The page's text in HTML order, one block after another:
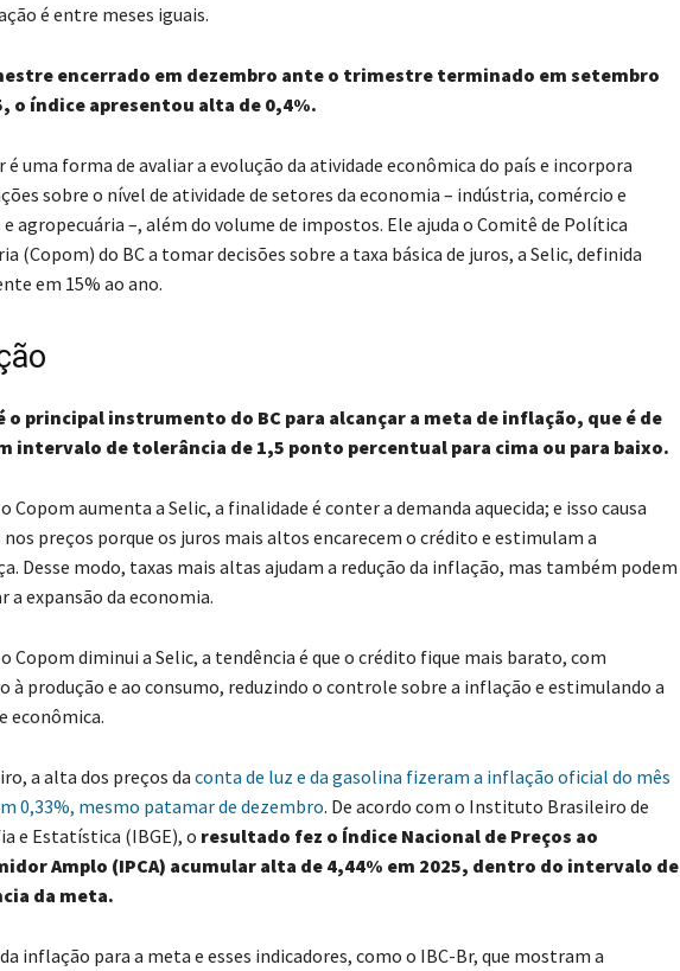
é entre meses iguais.
encerrado em dezembro ante o trimestre terminado em setembro
o índice apresentou alta de 0,4%.
é uma forma de avaliar a evolução da atividade econômica do país e incorpora
sobre o nível de atividade de setores da economia – indústria, comércio e
e agropecuária –, além do volume de impostos. Ele ajuda o Comitê de Política
(Copom) do BC a tomar decisões sobre a taxa básica de juros, a Selic, definida
em 15% ao ano.
o principal instrumento do BC para alcançar a meta de inflação, que é de
intervalo de tolerância de 1,5 ponto percentual para cima ou para baixo.
Copom aumenta a Selic, a finalidade é conter a demanda aquecida; e isso causa
preços porque os juros mais altos encarecem o crédito e estimulam a
Desse modo, taxas mais altas ajudam a redução da inflação, mas também podem
a expansão da economia.
Copom diminui a Selic, a tendência é que o crédito fique mais barato, com
à produção e ao consumo, reduzindo o controle sobre a inflação e estimulando a
econômica.
a alta dos preços daconta de luz e da gasolina fizeram a inflação oficial do mês
0,33%, mesmo patamar de dezembro. De acordo com o Instituto Brasileiro de
e Estatística (IBGE), o resultado fez o Índice Nacional de Preços ao
Amplo (IPCA) acumular alta de 4,44% em 2025, dentro do intervalo de
da meta.
inflação para a meta e esses indicadores, como o IBC-Br, que mostram a